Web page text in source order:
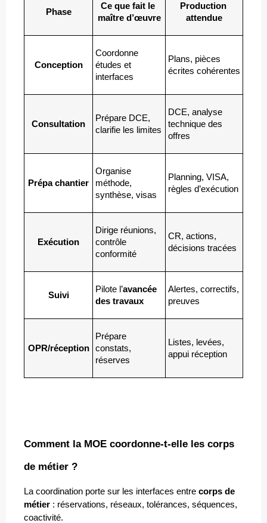
Phase
Ce que fait le
maître d’œuvre
Production
attendue
Conception
Coordonne
études et
interfaces
Plans, pièces
écrites cohérentes
Consultation
Prépare DCE,
clarifie les limites
DCE, analyse
technique des
offres
Prépa chantier
Organise
méthode,
synthèse, visas
Planning, VISA,
règles d’exécution
Exécution
Dirige réunions,
contrôle
conformité
CR, actions,
décisions tracées
Suivi
Pilote l’avancée
des travaux
Alertes, correctifs,
preuves
OPR/réception
Prépare
constats,
réserves
Listes, levées,
appui réception
Comment la MOE coordonne-t-elle les corps
de métier ?
La coordination porte sur les interfaces entre corps de
métier : réservations, réseaux, tolérances, séquences,
coactivité.